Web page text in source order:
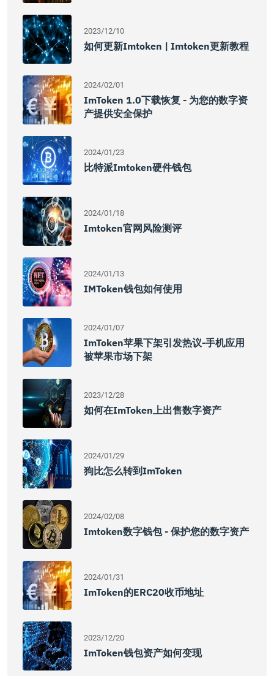
2023/12/10
如何更新imtoken | Imtoken更新教程
2024/02/01
ImToken 1.0下载恢复 - 为您的数字资
产提供安全保护
2024/01/23
比特派imtoken硬件钱包
2024/01/18
Imtoken官网风险测评
2024/01/13
IMToken钱包如何使用
2024/01/07
ImToken苹果下架引发热议-手机应用
被苹果市场下架
2023/12/28
如何在imToken上出售数字资产
2024/01/29
狗比怎么转到imToken
2024/02/08
Imtoken数字钱包 - 保护您的数字资产
2024/01/31
ImToken的ERC20收币地址
2023/12/20
ImToken钱包资产如何变现